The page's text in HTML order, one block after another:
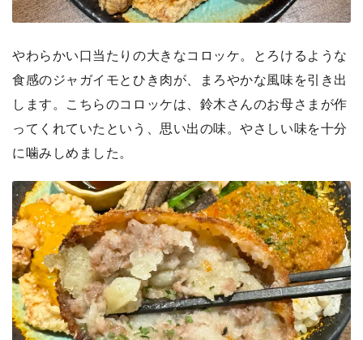
やわらかい口当たりの大きなコロッケ。とろけるような
食感のジャガイモとひき肉が、まろやかな風味を引き出
します。こちらのコロッケは、鈴木さんのお母さまが作
ってくれていたという、思い出の味。やさしい味を十分
に噛みしめました。